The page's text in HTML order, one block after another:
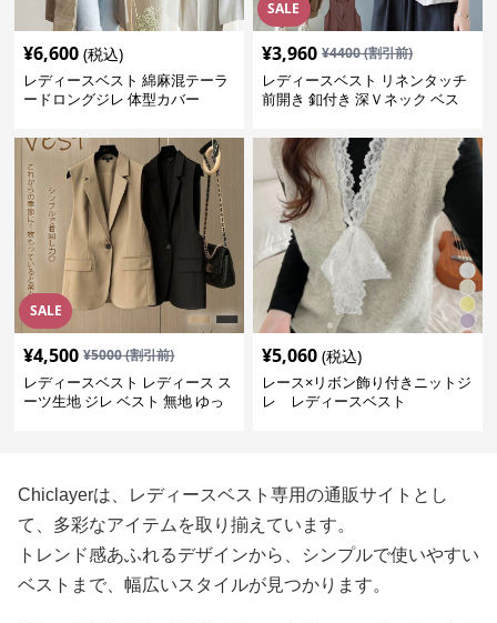
¥6,600 (税込)
レディースベスト 綿麻混テーラ
ードロングジレ 体型カバー
SALE
¥3,960 ¥4400(割引前)
レディースベスト リネンタッチ
前開き 釦付き 深Ｖネック ベス
SALE
¥4,500 ¥5000(割引前)
レディースベスト レディース ス
ーツ生地 ジレ ベスト 無地 ゆっ
¥5,060 (税込)
レース×リボン飾り付きニットジ
レ レディースベスト
Chiclayerは、レディースベスト専用の通販サイトとし
て、多彩なアイテムを取り揃えています。
トレンド感あふれるデザインから、シンプルで使いやすい
ベストまで、幅広いスタイルが見つかります。